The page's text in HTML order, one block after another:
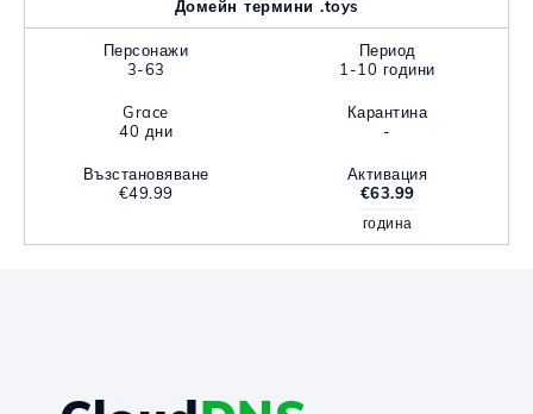
Домейн термини .toys
Персонажи
3-63
Период
1-10 години
Grace
40 дни
Карантина
-
Възстановяване
€49.99
Активация
€63.99
година